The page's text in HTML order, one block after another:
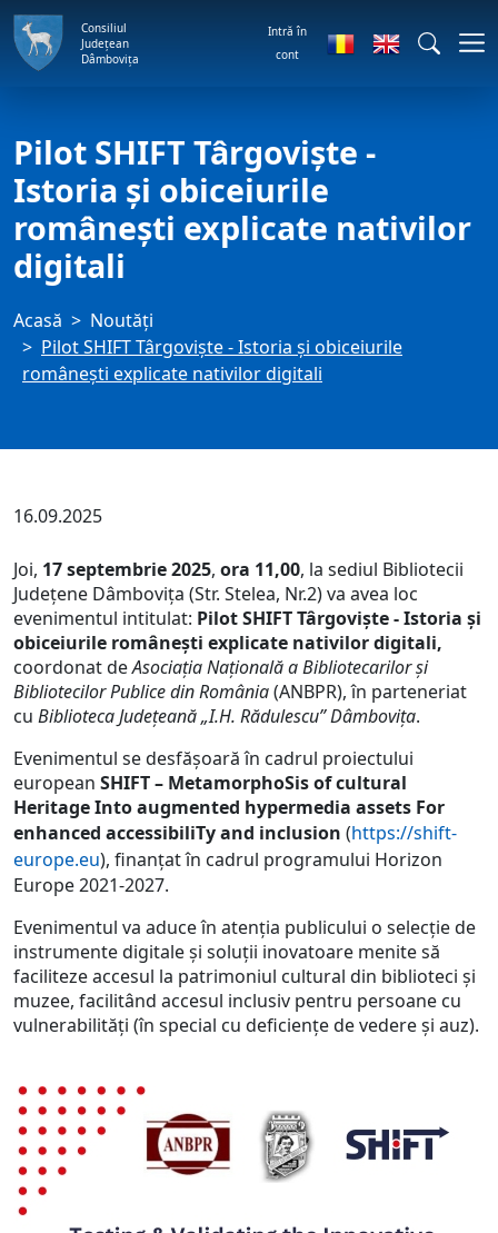
Consiliul
Județean
Dâmbovița
Intră în
cont
Pilot SHIFT Târgoviște -
Istoria și obiceiurile
românești explicate nativilor
digitali
Acasă
Noutăți
Pilot SHIFT Târgoviște - Istoria și obiceiurile
românești explicate nativilor digitali
16.09.2025
Joi, 17 septembrie 2025, ora 11,00, la sediul Bibliotecii
Județene Dâmbovița (Str. Stelea, Nr.2) va avea loc
evenimentul intitulat: Pilot SHIFTTârgoviște - Istoria și
obiceiurile românești explicate nativilor digitali,
coordonat deAsociația Națională a Bibliotecarilor și
Bibliotecilor Publice din România(ANBPR), în parteneriat
cu Biblioteca Județeană „I.H. Rădulescu” Dâmbovița.
Evenimentul se desfășoară în cadrul proiectului
european SHIFT – MetamorphoSis of cultural
Heritage Into augmented hypermedia assets For
enhanced accessibiliTy and inclusion (https://shift-
europe.eu), finanțat în cadrul programului Horizon
Europe 2021-2027.
Evenimentul va aduce în atenția publicului o selecție de
instrumente digitale și soluții inovatoare menite să
faciliteze accesul la patrimoniul cultural din biblioteci și
muzee, facilitând accesul inclusiv pentru persoane cu
vulnerabilități (în special cu deficiențe de vedere și auz).